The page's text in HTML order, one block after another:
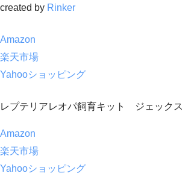
created by Rinker
Amazon
楽天市場
Yahooショッピング
レプテリアレオパ飼育キット ジェックス
Amazon
楽天市場
Yahooショッピング